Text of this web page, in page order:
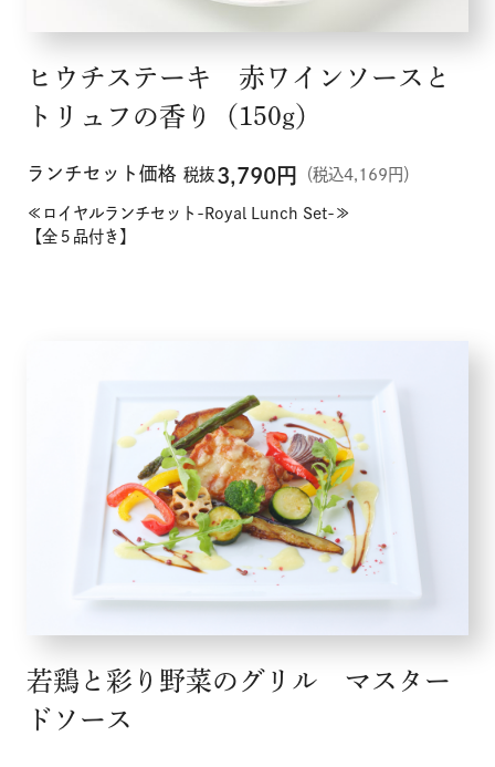
ヒウチステーキ 赤ワインソースと
トリュフの香り（150g）
ランチセット価格 税抜 3,790円 （税込4,169円）
≪ロイヤルランチセット-Royal Lunch Set-≫
【全５品付き】
若鶏と彩り野菜のグリル マスター
ドソース